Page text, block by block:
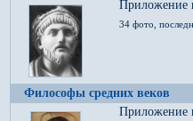
Приложение
34 фото,
Философы средних веков
Приложение